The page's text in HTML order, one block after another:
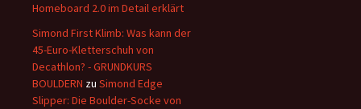
Homeboard 2.0 im Detail erklärt
Simond First Klimb: Was kann der
45-Euro-Kletterschuh von
Decathlon? - GRUNDKURS
BOULDERN zu Simond Edge
Slipper: Die Boulder-Socke von